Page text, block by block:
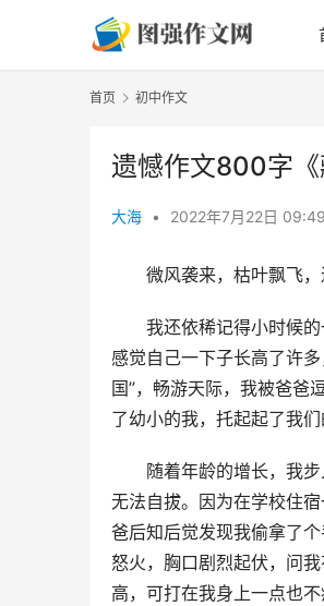
首页 初中作文
遗憾作文800字《
大海 • 2022年7月22日 09:49
微风袭来，枯叶飘飞，
我还依稀记得小时候的
感觉自己一下子长高了许
国”，畅游天际，我被爸爸
了幼小的我，托起起了我们
随着年龄的增长，我步
无法自拔。因为在学校住
爸后知后觉发现我偷拿了
怒火，胸口剧烈起伏，问
高，可打在我身上一点也